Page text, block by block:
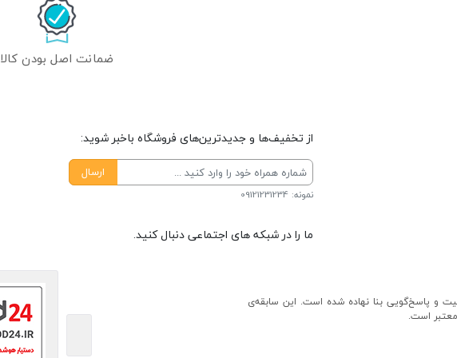
ضمانت اصل بودن کالا
از تخفیف‌ها و جدیدترین‌های فروشگاه باخبر شوید:
ارسال
نمونه: 09121231234
ما را در شبکه های اجتماعی دنبال کنید.
و پاسخ‌گویی بنا نهاده شده است. این سابقه‌ی
است.